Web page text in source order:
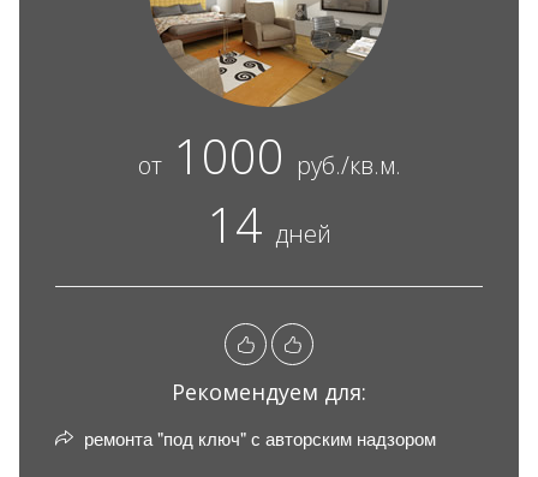
от1000 руб./кв.м.
14 дней
Рекомендуем для:
ремонта "под ключ" с авторским надзором